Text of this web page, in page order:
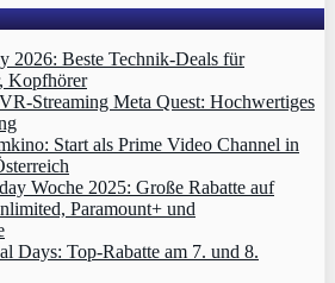
2026: Beste Technik-Deals für
Kopfhörer
Meta Quest: Hochwertiges
Start als Prime Video Channel in
Woche 2025: Große Rabatte auf
Paramount+ und
Days: Top-Rabatte am 7. und 8.